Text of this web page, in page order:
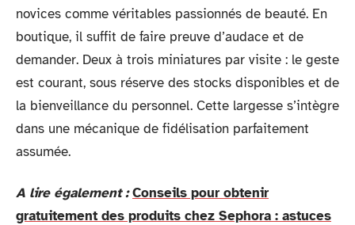
novices comme véritables passionnés de beauté. En
boutique, il suffit de faire preuve d’audace et de
demander. Deux à trois miniatures par visite : le geste
est courant, sous réserve des stocks disponibles et de
la bienveillance du personnel. Cette largesse s’intègre
dans une mécanique de fidélisation parfaitement
assumée.
A lire également : Conseils pour obtenir
gratuitement des produits chez Sephora : astuces